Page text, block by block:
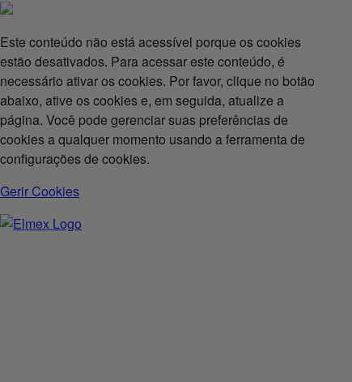
Este conteúdo não está acessível porque os cookies
estão desativados. Para acessar este conteúdo, é
necessário ativar os cookies. Por favor, clique no botão
abaixo, ative os cookies e, em seguida, atualize a
página. Você pode gerenciar suas preferências de
cookies a qualquer momento usando a ferramenta de
configurações de cookies.
Gerir Cookies